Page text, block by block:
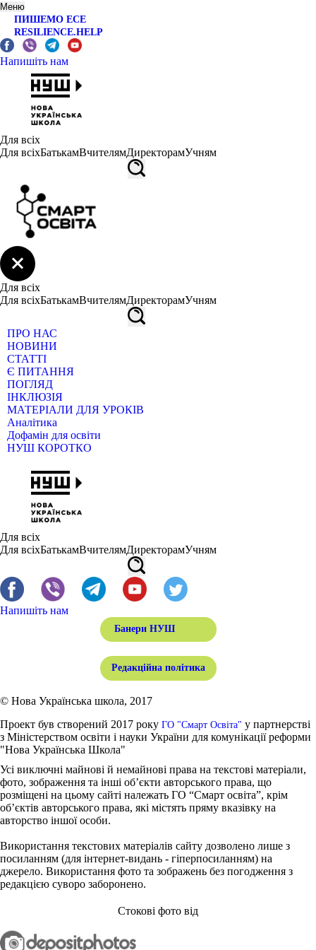
Меню
ПИШЕМО ЕСЕ
RESILIENCE.HELP
Напишіть нам
Для всіх
Для всіхБатькамВчителямДиректорамУчням
Для всіх
Для всіхБатькамВчителямДиректорамУчням
ПРО НАС
НОВИНИ
СТАТТІ
Є ПИТАННЯ
ПОГЛЯД
ІНКЛЮЗІЯ
МАТЕРІАЛИ ДЛЯ УРОКІВ
Аналітика
Дофамін для освіти
НУШ КОРОТКО
Для всіх
Для всіхБатькамВчителямДиректорамУчням
Напишіть нам
Банери НУШ
Редакційна політика
© Нова Українська школа, 2017
Проект був створений 2017 року ГО "Смарт Освіта" у партнерстві
з Міністерством освіти і науки України для комунікації реформи
"Нова Українська Школа"
Усі виключні майнові й немайнові права на текстові матеріали,
фото, зображення та інші об’єкти авторського права, що
розміщені на цьому сайті належать ГО “Смарт освіта”, крім
об’єктів авторського права, які містять пряму вказівку на
авторство іншої особи.
Використання текстових матеріалів сайту дозволено лише з
посиланням (для інтернет-видань - гіперпосиланням) на
джерело. Використання фото та зображень без погодження з
редакцією суворо заборонено.
Стокові фото від